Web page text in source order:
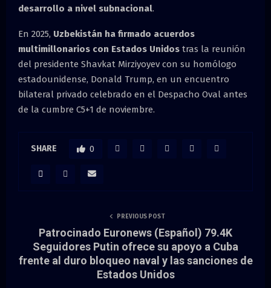
desarrollo a nivel subnacional.
En 2025, Uzbekistán ha firmado acuerdos
multimillonarios con Estados Unidos tras la reunión
del presidente Shavkat Mirziyoyev con su homólogo
estadounidense, Donald Trump, en un encuentro
bilateral privado celebrado en el Despacho Oval antes
de la cumbre C5+1 de noviembre.
SHARE 0
PREVIOUS POST
Patrocinado Euronews (Español) 79.4K
Seguidores Putin ofrece su apoyo a Cuba
frente al duro bloqueo naval y las sanciones de
Estados Unidos